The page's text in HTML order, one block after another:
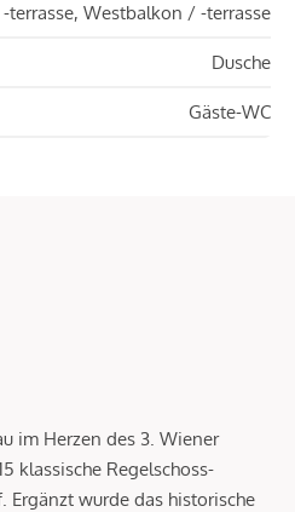
Westbalkon / -terrasse
Dusche
Gäste-WC
im Herzen des 3. Wiener
klassische Regelschoss-
Ergänzt wurde das historische